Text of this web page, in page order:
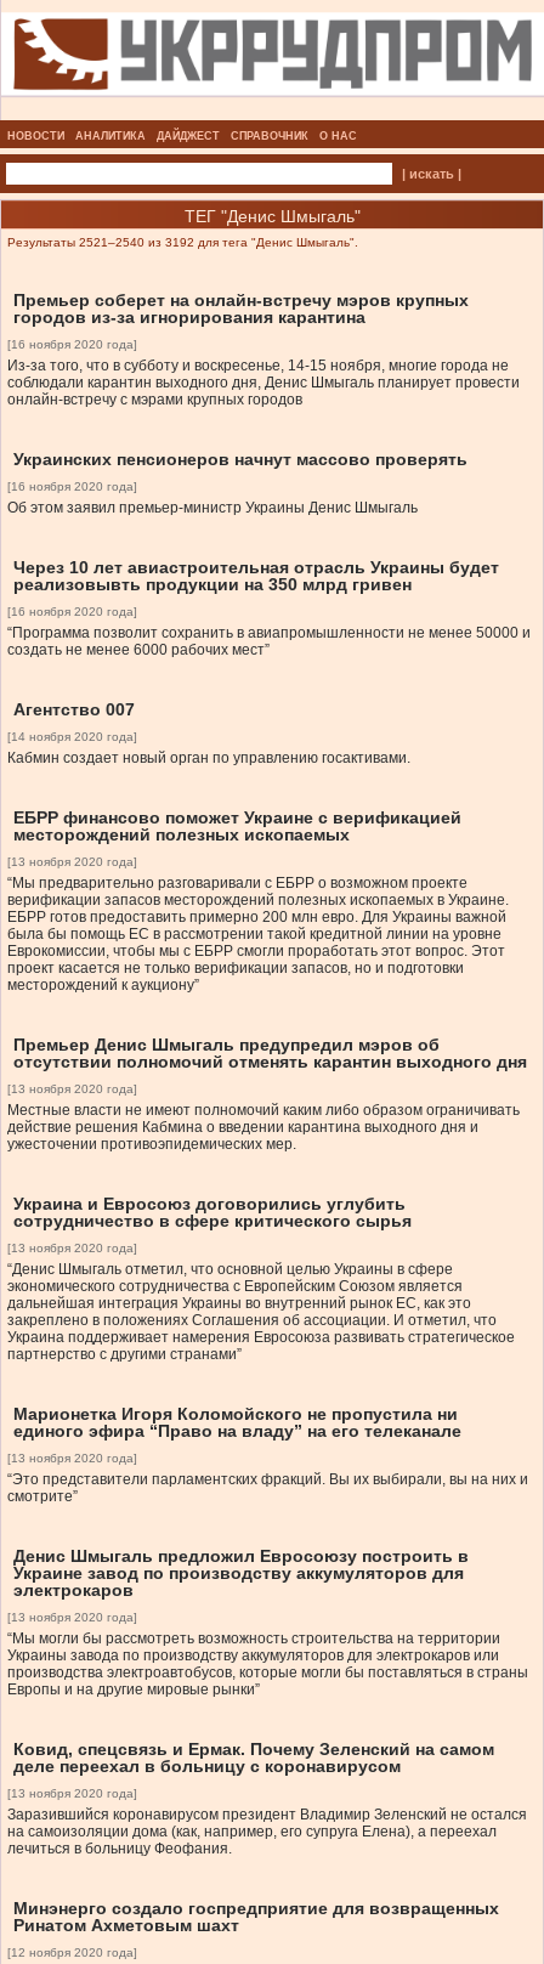
НОВОСТИ АНАЛИТИКА ДАЙДЖЕСТ СПРАВОЧНИК О НАС
| искать |
ТЕГ "Денис Шмыгаль"
Результаты 2521–2540 из 3192 для тега "Денис Шмыгаль".
Премьер соберет на онлайн-встречу мэров крупных
городов из-за игнорирования карантина
[16 ноября 2020 года]
Из-за того, что в субботу и воскресенье, 14-15 ноября, многие города не
соблюдали карантин выходного дня, Денис Шмыгаль планирует провести
онлайн-встречу с мэрами крупных городов
Украинских пенсионеров начнут массово проверять
[16 ноября 2020 года]
Об этом заявил премьер-министр Украины Денис Шмыгаль
Через 10 лет авиастроительная отрасль Украины будет
реализовывть продукции на 350 млрд гривен
[16 ноября 2020 года]
“Программа позволит сохранить в авиапромышленности не менее 50000 и
создать не менее 6000 рабочих мест”
Агентство 007
[14 ноября 2020 года]
Кабмин создает новый орган по управлению госактивами.
ЕБРР финансово поможет Украине с верификацией
месторождений полезных ископаемых
[13 ноября 2020 года]
“Мы предварительно разговаривали с ЕБРР о возможном проекте
верификации запасов месторождений полезных ископаемых в Украине.
ЕБРР готов предоставить примерно 200 млн евро. Для Украины важной
была бы помощь ЕС в рассмотрении такой кредитной линии на уровне
Еврокомиссии, чтобы мы с ЕБРР смогли проработать этот вопрос. Этот
проект касается не только верификации запасов, но и подготовки
месторождений к аукциону”
Премьер Денис Шмыгаль предупредил мэров об
отсутствии полномочий отменять карантин выходного дня
[13 ноября 2020 года]
Местные власти не имеют полномочий каким либо образом ограничивать
действие решения Кабмина о введении карантина выходного дня и
ужесточении противоэпидемических мер.
Украина и Евросоюз договорились углубить
сотрудничество в сфере критического сырья
[13 ноября 2020 года]
“Денис Шмыгаль отметил, что основной целью Украины в сфере
экономического сотрудничества с Европейским Союзом является
дальнейшая интеграция Украины во внутренний рынок ЕС, как это
закреплено в положениях Соглашения об ассоциации. И отметил, что
Украина поддерживает намерения Евросоюза развивать стратегическое
партнерство с другими странами”
Марионетка Игоря Коломойского не пропустила ни
единого эфира “Право на владу” на его телеканале
[13 ноября 2020 года]
“Это представители парламентских фракций. Вы их выбирали, вы на них и
смотрите”
Денис Шмыгаль предложил Евросоюзу построить в
Украине завод по производству аккумуляторов для
электрокаров
[13 ноября 2020 года]
“Мы могли бы рассмотреть возможность строительства на территории
Украины завода по производству аккумуляторов для электрокаров или
производства электроавтобусов, которые могли бы поставляться в страны
Европы и на другие мировые рынки”
Ковид, спецсвязь и Ермак. Почему Зеленский на самом
деле переехал в больницу с коронавирусом
[13 ноября 2020 года]
Заразившийся коронавирусом президент Владимир Зеленский не остался
на самоизоляции дома (как, например, его супруга Елена), а переехал
лечиться в больницу Феофания.
Минэнерго создало госпредприятие для возвращенных
Ринатом Ахметовым шахт
[12 ноября 2020 года]